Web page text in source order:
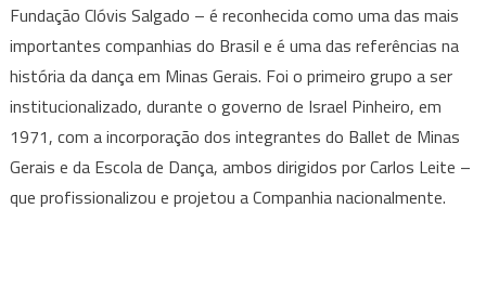
Fundação Clóvis Salgado – é reconhecida como uma das mais
importantes companhias do Brasil e é uma das referências na
história da dança em Minas Gerais. Foi o primeiro grupo a ser
institucionalizado, durante o governo de Israel Pinheiro, em
1971, com a incorporação dos integrantes do Ballet de Minas
Gerais e da Escola de Dança, ambos dirigidos por Carlos Leite –
que profissionalizou e projetou a Companhia nacionalmente.